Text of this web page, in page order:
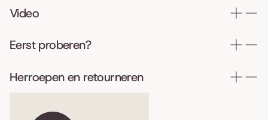
Video
Eerst proberen?
Herroepen en retourneren